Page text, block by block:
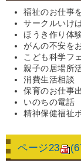
福祉のお仕事
サークルいけ
ほうき作り体
がんの不安を
こども科学フ
親子の居場所
消費生活相談
保育のお仕事
いのちの電話
精神保健福祉
ページ23